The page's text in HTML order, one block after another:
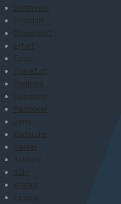
Dortmund
Dresden
Düsseldorf
Erfurt
Essen
Frankfurt
Freiburg
Hamburg
Hannover
Jena
Karlsruhe
Kassel
Koblenz
Köln
Krefeld
Leipzig